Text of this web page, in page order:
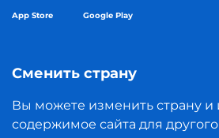
App Store Google Play
Сменить страну
Вы можете изменить страну и
содержимое сайта для